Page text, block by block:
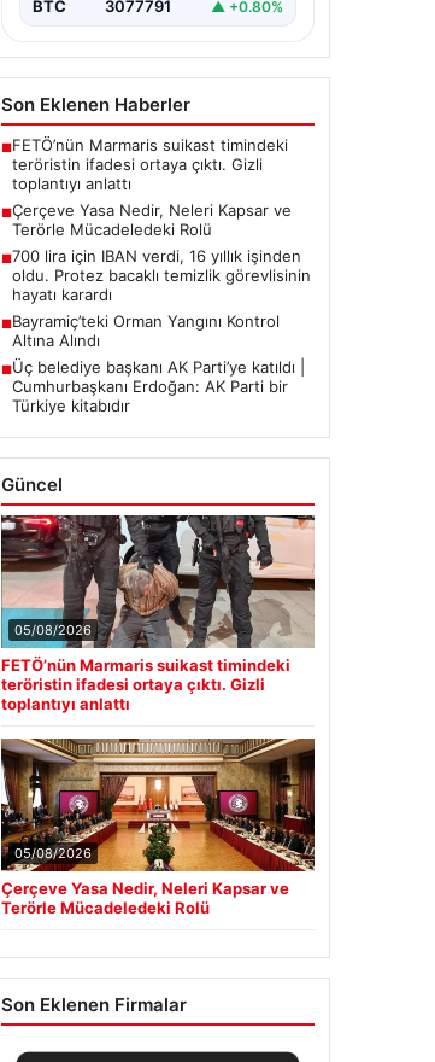
BTC 3077791 ▲ +0.80%
Son Eklenen Haberler
■FETÖ’nün Marmaris suikast timindeki
teröristin ifadesi ortaya çıktı. Gizli
toplantıyı anlattı
■Çerçeve Yasa Nedir, Neleri Kapsar ve
Terörle Mücadeledeki Rolü
■700 lira için IBAN verdi, 16 yıllık işinden
oldu. Protez bacaklı temizlik görevlisinin
hayatı karardı
■Bayramiç’teki Orman Yangını Kontrol
Altına Alındı
■Üç belediye başkanı AK Parti’ye katıldı |
Cumhurbaşkanı Erdoğan: AK Parti bir
Türkiye kitabıdır
Güncel
05/08/2026
FETÖ’nün Marmaris suikast timindeki
teröristin ifadesi ortaya çıktı. Gizli
toplantıyı anlattı
05/08/2026
Çerçeve Yasa Nedir, Neleri Kapsar ve
Terörle Mücadeledeki Rolü
Son Eklenen Firmalar